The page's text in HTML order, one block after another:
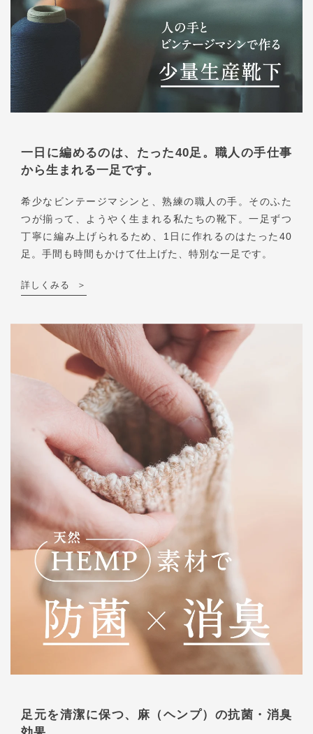
一日に編めるのは、たった40足。職人の手仕事
から生まれる一足です。
希少なビンテージマシンと、熟練の職人の手。そのふた
つが揃って、ようやく生まれる私たちの靴下。一足ずつ
丁寧に編み上げられるため、1日に作れるのはたった40
足。手間も時間もかけて仕上げた、特別な一足です。
詳しくみる ＞
足元を清潔に保つ、麻（ヘンプ）の抗菌・消臭